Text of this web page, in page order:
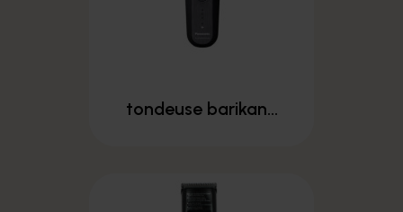
tondeuse barikan...